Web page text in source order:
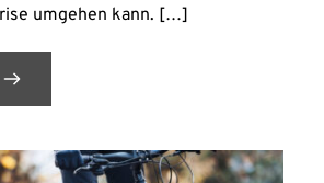
umgehen kann. […]